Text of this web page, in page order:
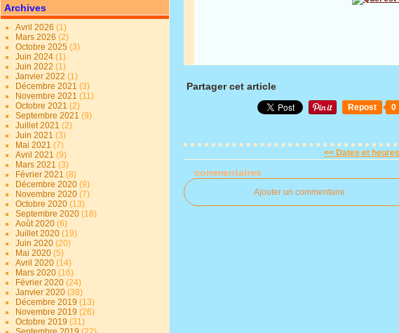
Archives
Avril 2026(1)
Mars 2026(2)
Octobre 2025(3)
Juin 2024(1)
Juin 2022(1)
Janvier 2022(1)
Décembre 2021(3)
Novembre 2021(11)
Octobre 2021(2)
Septembre 2021(9)
Juillet 2021(2)
Juin 2021(3)
Mai 2021(7)
Avril 2021(9)
Mars 2021(3)
Février 2021(8)
Décembre 2020(9)
Novembre 2020(7)
Octobre 2020(13)
Septembre 2020(18)
Août 2020(6)
Juillet 2020(19)
Juin 2020(20)
Mai 2020(5)
Avril 2020(14)
Mars 2020(16)
Février 2020(24)
Janvier 2020(38)
Décembre 2019(13)
Novembre 2019(26)
Octobre 2019(31)
Partager cet article
Repost 0
<< Dates et
commentaires
Ajouter un commentaire